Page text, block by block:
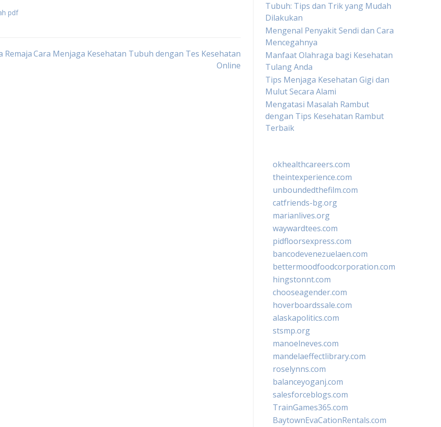
pdf
RemajaCara Menjaga Kesehatan Tubuh dengan Tes Kesehatan
Online
Tubuh: Tips dan Trik yang Mudah
Dilakukan
Mengenal Penyakit Sendi dan Cara
Mencegahnya
Manfaat Olahraga bagi Kesehatan
Tulang Anda
Tips Menjaga Kesehatan Gigi dan
Mulut Secara Alami
Mengatasi Masalah Rambut
dengan Tips Kesehatan Rambut
Terbaik
okhealthcareers.com
theintexperience.com
unboundedthefilm.com
catfriends-bg.org
marianlives.org
waywardtees.com
pidfloorsexpress.com
bancodevenezuelaen.com
bettermoodfoodcorporation.com
hingstonnt.com
chooseagender.com
hoverboardssale.com
alaskapolitics.com
stsmp.org
manoelneves.com
mandelaeffectlibrary.com
roselynns.com
balanceyoganj.com
salesforceblogs.com
TrainGames365.com
BaytownEvaCationRentals.com